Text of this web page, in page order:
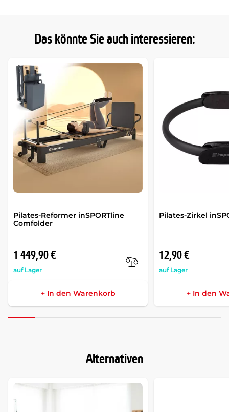
Das könnte Sie auch interessieren:
Pilates-Reformer inSPORTline
Comfolder
1 449,90 €
auf Lager
+ In den Warenkorb
Pilates-Zirkel
12,90 €
auf Lager
+ In den
Alternativen